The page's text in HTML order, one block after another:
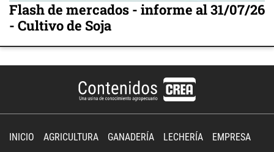
Flash de mercados - informe al 31/07/26
- Cultivo de Soja
INICIO AGRICULTURA GANADERÍA LECHERÍA
EMPRESA